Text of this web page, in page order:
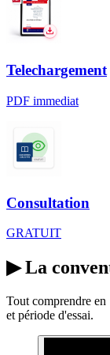
Telechargement
PDF immediat
Consultation
GRATUIT
▶La
Tout comprendre
et période d'essai.